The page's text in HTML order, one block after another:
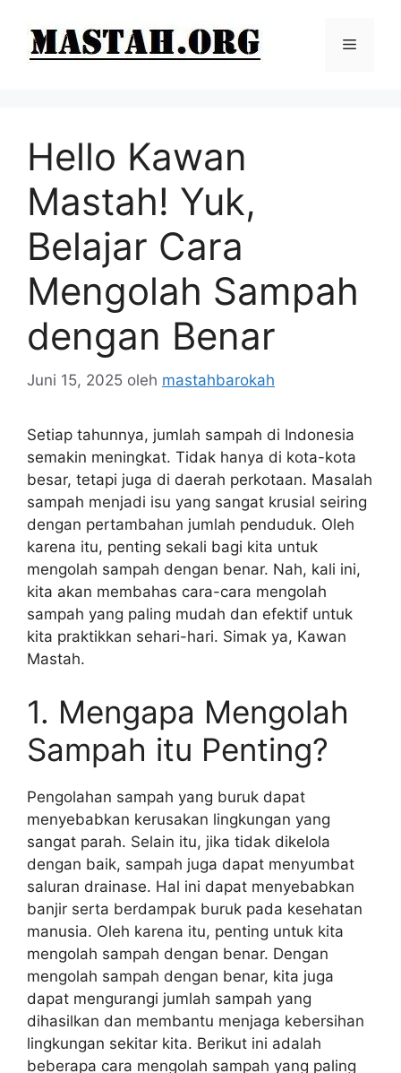
Menu
Hello Kawan
Mastah! Yuk,
Belajar Cara
Mengolah Sampah
dengan Benar
Juni 15, 2025 oleh mastahbarokah
Setiap tahunnya, jumlah sampah di Indonesia
semakin meningkat. Tidak hanya di kota-kota
besar, tetapi juga di daerah perkotaan. Masalah
sampah menjadi isu yang sangat krusial seiring
dengan pertambahan jumlah penduduk. Oleh
karena itu, penting sekali bagi kita untuk
mengolah sampah dengan benar. Nah, kali ini,
kita akan membahas cara-cara mengolah
sampah yang paling mudah dan efektif untuk
kita praktikkan sehari-hari. Simak ya, Kawan
Mastah.
1. Mengapa Mengolah
Sampah itu Penting?
Pengolahan sampah yang buruk dapat
menyebabkan kerusakan lingkungan yang
sangat parah. Selain itu, jika tidak dikelola
dengan baik, sampah juga dapat menyumbat
saluran drainase. Hal ini dapat menyebabkan
banjir serta berdampak buruk pada kesehatan
manusia. Oleh karena itu, penting untuk kita
mengolah sampah dengan benar. Dengan
mengolah sampah dengan benar, kita juga
dapat mengurangi jumlah sampah yang
dihasilkan dan membantu menjaga kebersihan
lingkungan sekitar kita. Berikut ini adalah
beberapa cara mengolah sampah yang paling